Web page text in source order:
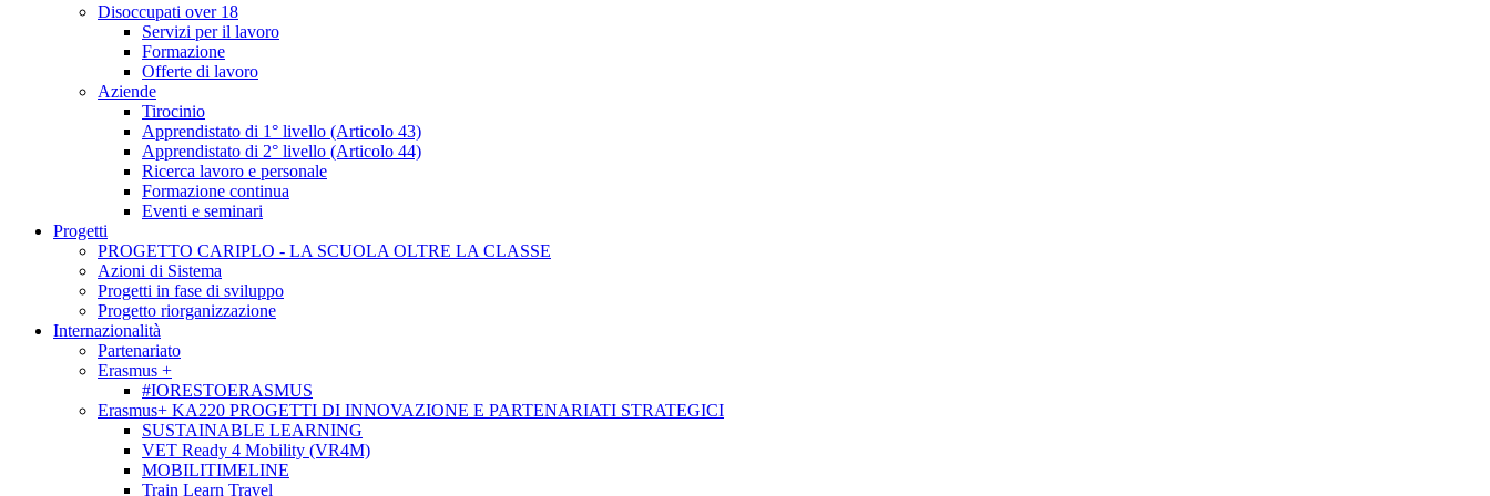
Disoccupati over 18
Servizi per il lavoro
Formazione
Offerte di lavoro
Aziende
Tirocinio
Apprendistato di 1° livello (Articolo 43)
Apprendistato di 2° livello (Articolo 44)
Ricerca lavoro e personale
Formazione continua
Eventi e seminari
Progetti
PROGETTO CARIPLO - LA SCUOLA OLTRE LA CLASSE
Azioni di Sistema
Progetti in fase di sviluppo
Progetto riorganizzazione
Internazionalità
Partenariato
Erasmus +
#IORESTOERASMUS
Erasmus+ KA220 PROGETTI DI INNOVAZIONE E PARTENARIATI STRATEGICI
SUSTAINABLE LEARNING
VET Ready 4 Mobility (VR4M)
MOBILITIMELINE
Train Learn Travel